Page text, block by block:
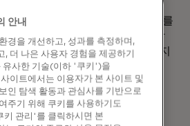
용하고 훔칠 수 있는 위험은 실제
용자가 에이전트가 자신의 의도를
건을 존중하며, 안전하게 운영할
면 사람들은 에이전트를 사용하지
유로 마스터카드는 이 새로운
수 있도록 설계된 에이전트
크를 구축하기 위해 노력해
안내
경을 개선하고, 성과를 측정하며,
, 더 나은 사용자 경험을 제공하기
유사한 기술(이하 '쿠키')을
이트에서는 이용자가 본 사이트 및
인 탐색 활동과 관심사를 기반으로
주기 위해 쿠키를 사용하기도
키 관리'를 클릭하시면 본